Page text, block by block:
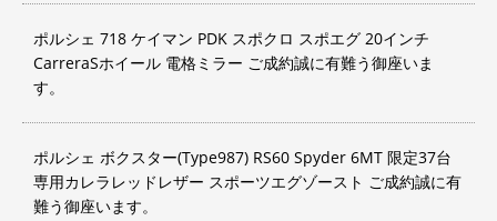
ポルシェ 718 ケイマン PDK スポクロ スポエグ 20インチ
CarreraSホイール 電格ミラー ご成約誠に有難う御座いま
す。
ポルシェ ボクスター(Type987) RS60 Spyder 6MT 限定37台
専用カレラレッドレザー スポーツエグゾースト ご成約誠に有
難う御座います。